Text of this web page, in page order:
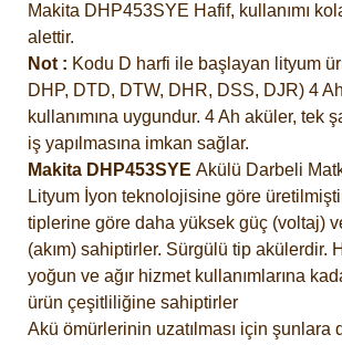
Makita DHP453SYE Hafif, kullanımı
alettir.
Not : Kodu D harfi ile başlayan lityum
DHP, DTD, DTW, DHR, DSS, DJR) 4
kullanımına uygundur. 4 Ah aküler, tek
iş yapılmasına imkan sağlar.
Makita DHP453SYE Akülü Darbeli
Lityum İyon teknolojisine göre
tiplerine göre daha yüksek güç (voltaj)
(akım) sahiptirler. Sürgülü tip akülerdir.
yoğun ve ağır hizmet kullanımlarına
ürün çeşitliliğine sahiptirler
Akü ömürlerinin uzatılması için şunlara